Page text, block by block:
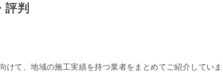
評判
けて、地域の施工実績を持つ業者をまとめてご紹介していま